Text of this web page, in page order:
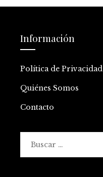
Información
Política de Privacidad
Quiénes Somos
Contacto